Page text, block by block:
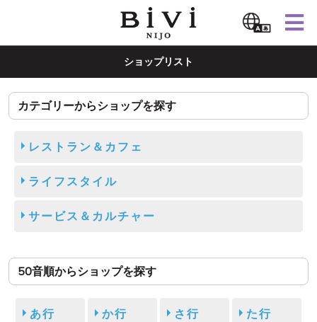
ショップリスト
カテゴリーからショップを探す
レストラン＆カフェ
ライフスタイル
サービス＆カルチャー
50音順からショップを探す
あ行 か行 さ行 た行